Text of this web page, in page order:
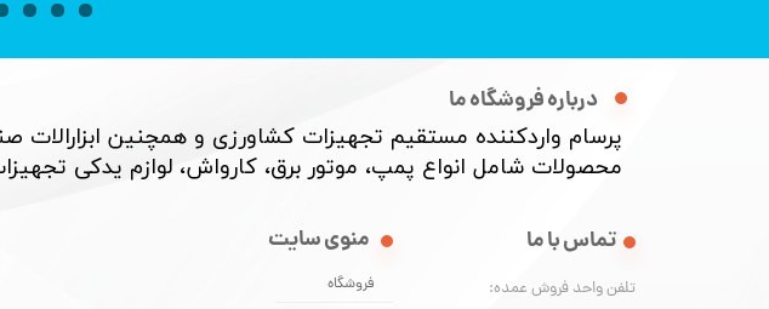
درباره فروشگاه ما
پرسام واردکننده مستقیم تجهیزات کشاورزی و همچنین
محصولات شامل انواع پمپ، موتور برق، کارواش، لوازم یدکی
منوی سایت
فروشگاه
تماس با ما
تلفن واحد فروش عمده: